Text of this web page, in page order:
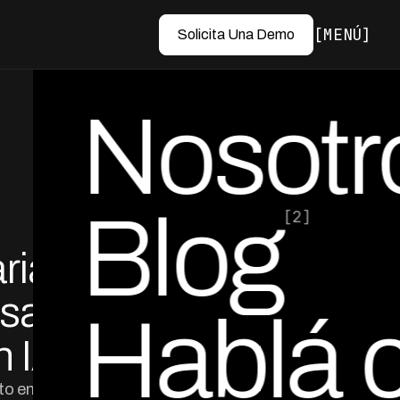
Solicita Una Demo MENÚ
Blog[2]
Hablá
de
de
en la tasa de
por Ed Escobar
Co-Founder & CEO